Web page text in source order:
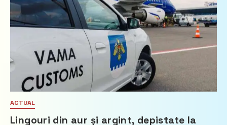
ACTUAL
Lingouri din aur și argint, depistate la